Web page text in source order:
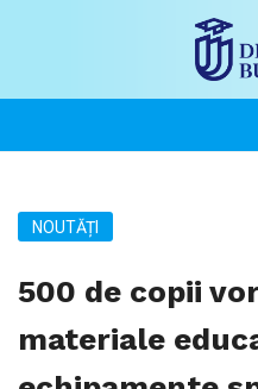
NOUTĂȚI
500 de copii
materiale